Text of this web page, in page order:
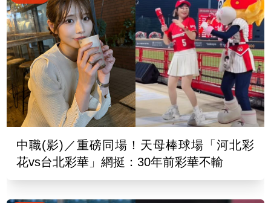
中職(影)／重磅同場！天母棒球場「河北彩
花vs台北彩華」網挺：30年前彩華不輸